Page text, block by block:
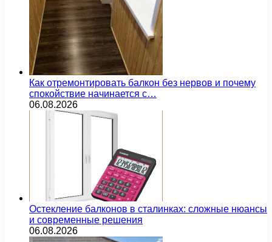
Как отремонтировать балкон без нервов и почему
спокойствие начинается с…
06.08.2026
Остекление балконов в сталинках: сложные нюансы
и современные решения
06.08.2026